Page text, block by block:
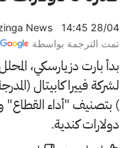
News
14:45 28/04
تمت الترجمة بواسطة
بدأ بارت دزيارسكي،
لشركة فييرا كابيتال
دولارات كندية.